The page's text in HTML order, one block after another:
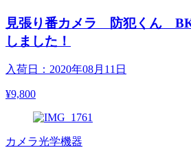
見張り番カメラ 防犯くん
しました！
入荷日：2020年08月11日
¥9,800
カメラ光学機器